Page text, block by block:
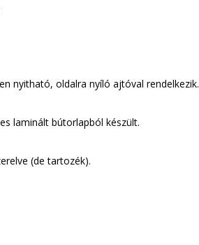
nyitható, oldalra nyíló ajtóval rendelkezik.
laminált bútorlapból készült.
(de tartozék).